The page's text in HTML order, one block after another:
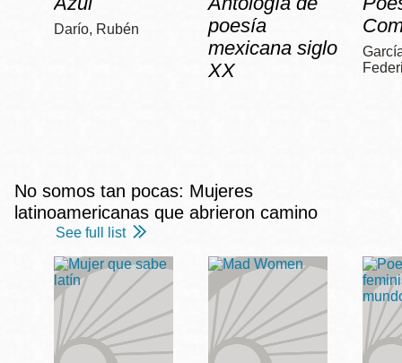
Darío, Rubén
poesía
mexicana siglo
XX
No somos tan pocas: Mujeres
latinoamericanas que abrieron camino
See full list